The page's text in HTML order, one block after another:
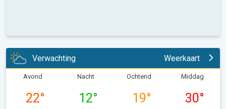
Verwachting Weerkaart
Avond
22°
Nacht
12°
Ochtend
19°
Middag
30°